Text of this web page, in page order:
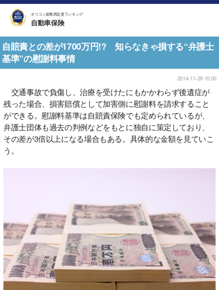
オリコン顧客満足度ランキング
自動車保険
自賠責との差が1700万円!? 知らなきゃ損する“弁護士
基準”の慰謝料事情
2014-11-29 10:00
交通事故で負傷し、治療を受けたにもかかわらず後遺症が
残った場合、損害賠償として加害側に慰謝料を請求すること
ができる。慰謝料基準は自賠責保険でも定められているが、
弁護士団体も過去の判例などをもとに独自に策定しており、
その差が3倍以上になる場合もある。具体的な金額を見ていこ
う。